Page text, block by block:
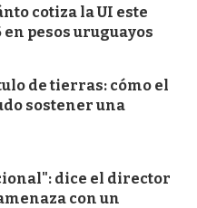
cotiza la UI este
en pesos uruguayos
de tierras: cómo el
sostener una
dice el director
con un